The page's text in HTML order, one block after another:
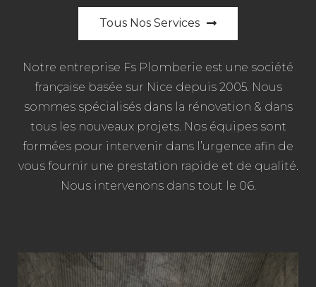
Tous Nos Services
Notre entreprise Fs Plomberie est une société
française basée sur Nice depuis 2005. Nous
sommes spécialisés dans la rénovation & dans
tous les nouveaux projets. Nos équipes sont
formées pour intervenir dans l’urgence afin de
vous fournir une prestation rapide et de qualité.
Nous intervenons dans tout le 06.